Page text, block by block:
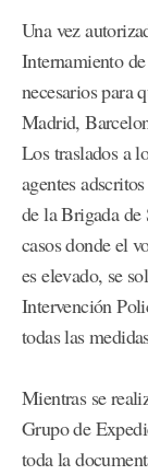
Una vez
Internamiento
necesarios para
Madrid,
Los traslados a
agentes
de la Brigada
casos donde el
es elevado, se
Intervención
todas las
Mientras se
Grupo de
toda la